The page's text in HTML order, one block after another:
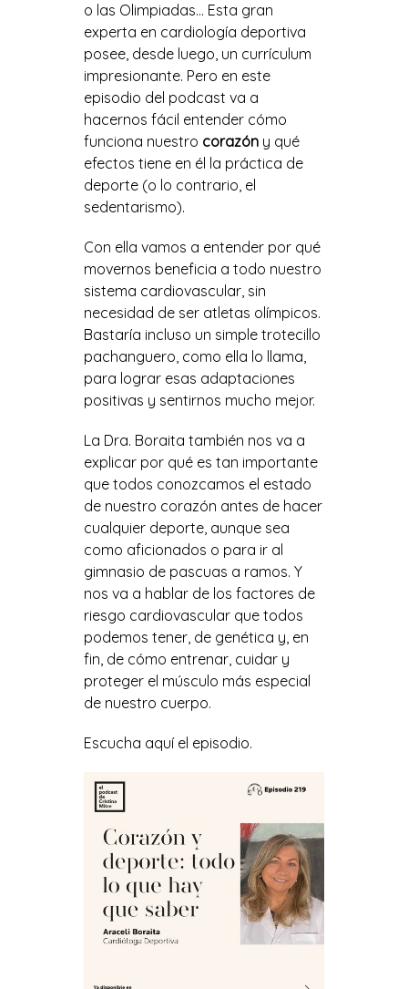
o las Olimpiadas… Esta gran
experta en cardiología deportiva
posee, desde luego, un currículum
impresionante. Pero en este
episodio del podcast va a
hacernos fácil entender cómo
funciona nuestro corazóny qué
efectos tiene en él la práctica de
deporte (o lo contrario, el
sedentarismo).
Con ella vamos a entender por qué
movernos beneficia a todo nuestro
sistema cardiovascular, sin
necesidad de ser atletas olímpicos.
Bastaría incluso un simple trotecillo
pachanguero, como ella lo llama,
para lograr esas adaptaciones
positivas y sentirnos mucho mejor.
La Dra. Boraita también nos va a
explicar por qué es tan importante
que todos conozcamos el estado
de nuestro corazón antes de hacer
cualquier deporte, aunque sea
como aficionados o para ir al
gimnasio de pascuas a ramos. Y
nos va a hablar de los factores de
riesgo cardiovascular que todos
podemos tener, de genética y, en
fin, de cómo entrenar, cuidar y
proteger el músculo más especial
de nuestro cuerpo.
Escucha aquí el episodio.